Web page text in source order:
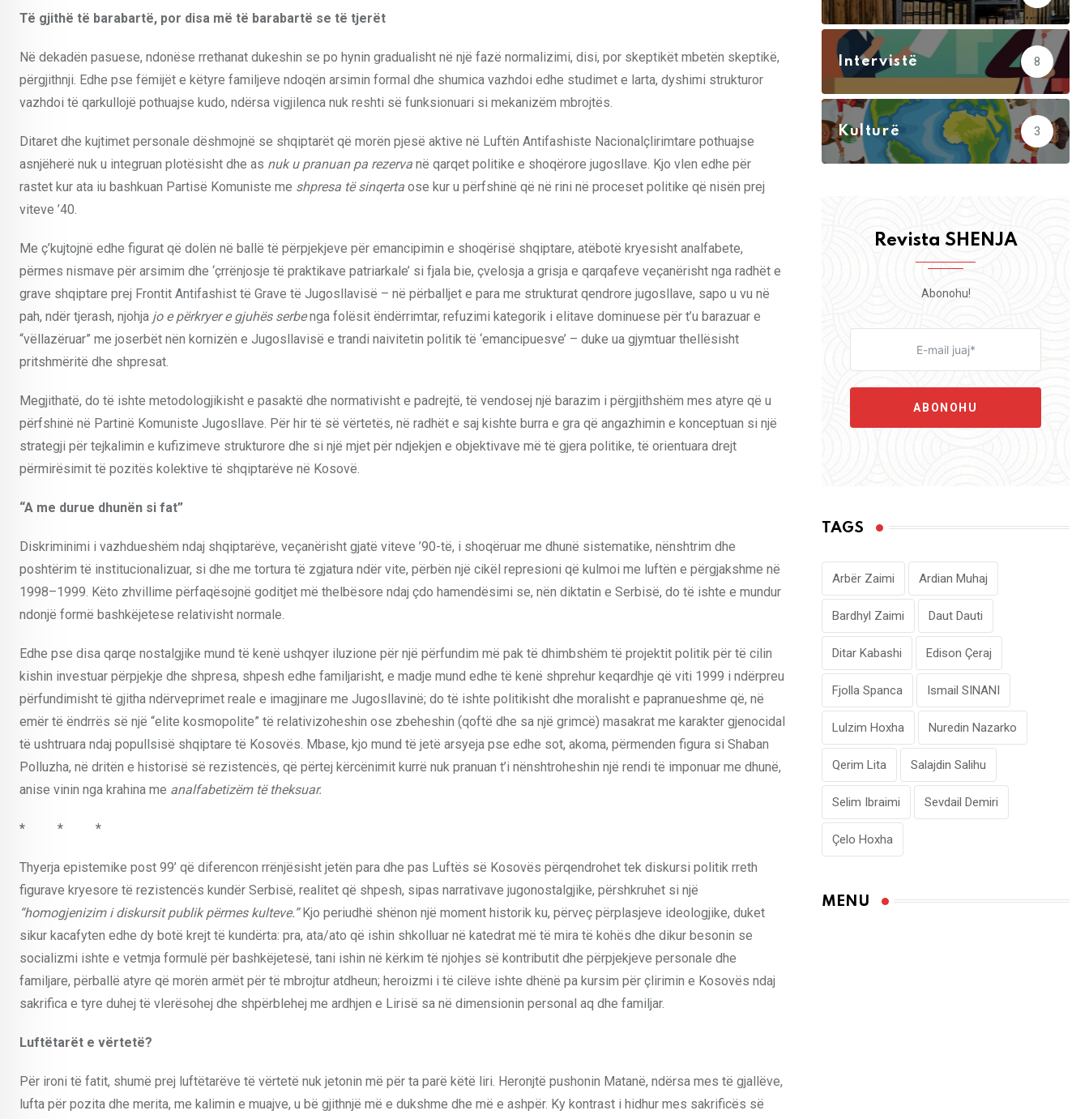
Të gjithë të barabartë, por disa më të barabartë se të tjerët
Në dekadën pasuese, ndonëse rrethanat dukeshin se po hynin gradualisht në një fazë normalizimi, disi, por skeptikët mbetën skeptikë,
përgjithnji. Edhe pse fëmijët e këtyre familjeve ndoqën arsimin formal dhe shumica vazhdoi edhe studimet e larta, dyshimi strukturor
vazhdoi të qarkullojë pothuajse kudo, ndërsa vigjilenca nuk reshti së funksionuari si mekanizëm mbrojtës.
Ditaret dhe kujtimet personale dëshmojnë se shqiptarët që morën pjesë aktive në Luftën Antifashiste Nacionalçlirimtare pothuajse
asnjëherë nuk u integruan plotësisht dhe as nuk u pranuan pa rezerva në qarqet politike e shoqërore jugosllave. Kjo vlen edhe për
rastet kur ata iu bashkuan Partisë Komuniste me shpresa të sinqerta ose kur u përfshinë që në rini në proceset politike që nisën prej
viteve ’40.
Me ç’kujtojnë edhe figurat që dolën në ballë të përpjekjeve për emancipimin e shoqërisë shqiptare, atëbotë kryesisht analfabete,
përmes nismave për arsimim dhe ‘çrrënjosje të praktikave patriarkale’ si fjala bie, çvelosja a grisja e qarqafeve veçanërisht nga radhët e
grave shqiptare prej Frontit Antifashist të Grave të Jugosllavisë – në përballjet e para me strukturat qendrore jugosllave, sapo u vu në
pah, ndër tjerash, njohja jo e përkryer e gjuhës serbenga folësit ëndërrimtar, refuzimi kategorik i elitave dominuese për t’u barazuar e
“vëllazëruar” me joserbët nën kornizën e Jugosllavisë e trandi naivitetin politik të ‘emancipuesve’ – duke ua gjymtuar thellësisht
pritshmëritë dhe shpresat.
Megjithatë, do të ishte metodologjikisht e pasaktë dhe normativisht e padrejtë, të vendosej një barazim i përgjithshëm mes atyre që u
përfshinë në Partinë Komuniste Jugosllave. Për hir të së vërtetës, në radhët e saj kishte burra e gra që angazhimin e konceptuan si një
strategji për tejkalimin e kufizimeve strukturore dhe si një mjet për ndjekjen e objektivave më të gjera politike, të orientuara drejt
përmirësimit të pozitës kolektive të shqiptarëve në Kosovë.
“A me durue dhunën si fat”
Diskriminimi i vazhdueshëm ndaj shqiptarëve, veçanërisht gjatë viteve ’90-të, i shoqëruar me dhunë sistematike, nënshtrim dhe
poshtërim të institucionalizuar, si dhe me tortura të zgjatura ndër vite, përbën një cikël represioni që kulmoi me luftën e përgjakshme në
1998–1999. Këto zhvillime përfaqësojnë goditjet më thelbësore ndaj çdo hamendësimi se, nën diktatin e Serbisë, do të ishte e mundur
ndonjë formë bashkëjetese relativisht normale.
Edhe pse disa qarqe nostalgjike mund të kenë ushqyer iluzione për një përfundim më pak të dhimbshëm të projektit politik për të cilin
kishin investuar përpjekje dhe shpresa, shpesh edhe familjarisht, e madje mund edhe të kenë shprehur keqardhje që viti 1999 i ndërpreu
përfundimisht të gjitha ndërveprimet reale e imagjinare me Jugosllavinë; do të ishte politikisht dhe moralisht e papranueshme që, në
emër të ëndrrës së një “elite kosmopolite” të relativizoheshin ose zbeheshin (qoftë dhe sa një grimcë) masakrat me karakter gjenocidal
të ushtruara ndaj popullsisë shqiptare të Kosovës. Mbase, kjo mund të jetë arsyeja pse edhe sot, akoma, përmenden figura si Shaban
Polluzha, në dritën e historisë së rezistencës, që përtej kërcënimit kurrë nuk pranuan t’i nënshtroheshin një rendi të imponuar me dhunë,
anise vinin nga krahina me analfabetizëm të theksuar.
* * *
Thyerja epistemike post 99’ që diferencon rrënjësisht jetën para dhe pas Luftës së Kosovës përqendrohet tek diskursi politik rreth
figurave kryesore të rezistencës kundër Serbisë, realitet që shpesh, sipas narrativave jugonostalgjike, përshkruhet si një
“homogjenizim i diskursit publik përmes kulteve.”Kjo periudhë shënon një moment historik ku, përveç përplasjeve ideologjike, duket
sikur kacafyten edhe dy botë krejt të kundërta: pra, ata/ato që ishin shkolluar në katedrat më të mira të kohës dhe dikur besonin se
socializmi ishte e vetmja formulë për bashkëjetesë, tani ishin në kërkim të njohjes së kontributit dhe përpjekjeve personale dhe
familjare, përballë atyre që morën armët për të mbrojtur atdheun; heroizmi i të cilëve ishte dhënë pa kursim për çlirimin e Kosovës ndaj
sakrifica e tyre duhej të vlerësohej dhe shpërblehej me ardhjen e Lirisë sa në dimensionin personal aq dhe familjar.
Luftëtarët e vërtetë?
Për ironi të fatit, shumë prej luftëtarëve të vërtetë nuk jetonin më për ta parë këtë liri. Heronjtë pushonin Matanë, ndërsa mes të gjallëve,
lufta për pozita dhe merita, me kalimin e muajve, u bë gjithnjë më e dukshme dhe më e ashpër. Ky kontrast i hidhur mes sakrificës së
Intervistë 8
Kulturë 3
Revista SHENJA
Abonohu!
ABONOHU
TAGS
Arbër Zaimi Ardian Muhaj
Bardhyl Zaimi Daut Dauti
Ditar Kabashi Edison Çeraj
Fjolla Spanca Ismail SINANI
Lulzim Hoxha Nuredin Nazarko
Qerim Lita Salajdin Salihu
Selim Ibraimi Sevdail Demiri
Çelo Hoxha
MENU